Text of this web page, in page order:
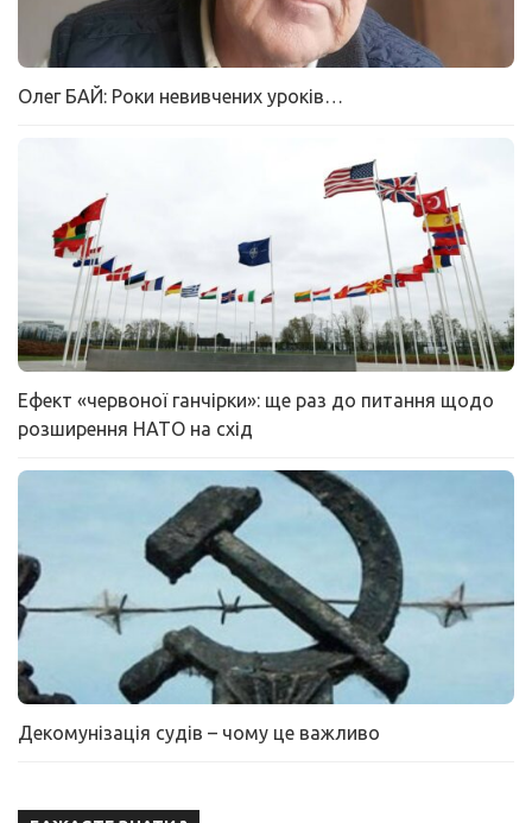
Олег БАЙ: Роки невивчених уроків…
Ефект «червоної ганчірки»: ще раз до питання щодо
розширення НАТО на схід
Декомунізація судів – чому це важливо